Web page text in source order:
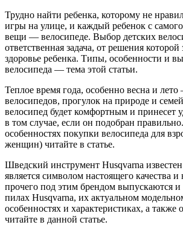
Трудно найти ребенка, которому не
игры на улице, и каждый ребенок с
вещи — велосипеде. Выбор детских
ответственная задача, от решения которой
здоровье ребенка. Типы, особенности и
велосипеда — тема этой статьи.
Теплое время года, особенно весна и лето
велосипедов, прогулок на природе и
велосипед будет комфортным и принесет
в том случае, если он подобран
особенностях покупки велосипеда для
женщин) читайте в статье.
Шведский инструмент Husqvarna
является символом настоящего качества
прочего под этим брендом выпускаются
пилах Husqvarna, их актуальном
особенностях и характеристиках, а также
читайте в данной статье.